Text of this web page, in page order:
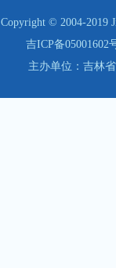
Copyright © 2004-2019
吉ICP备05001602
主办单位：吉